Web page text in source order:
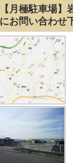
【月極駐車場
にお問い合わせ